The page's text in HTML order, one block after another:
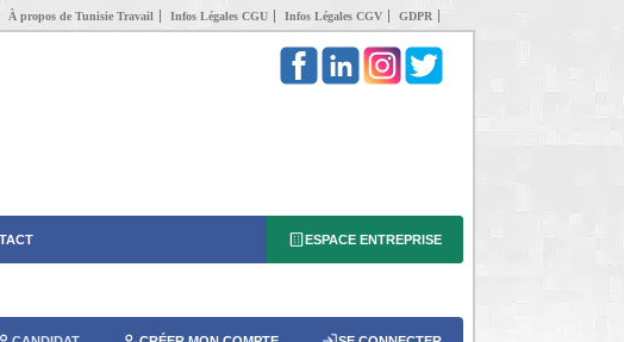
À propos de Tunisie Travail Infos Légales CGU Infos Légales CGV GDPR
ESPACE ENTREPRISE